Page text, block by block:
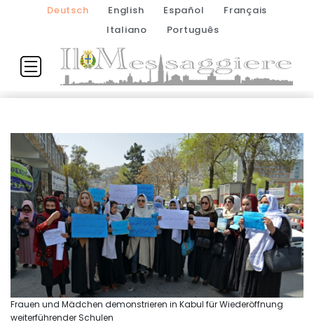
Deutsch English Español
Français
Italiano
Português
Frauen und Mädchen demonstrieren in Kabul für Wiederöffnung
weiterführender Schulen